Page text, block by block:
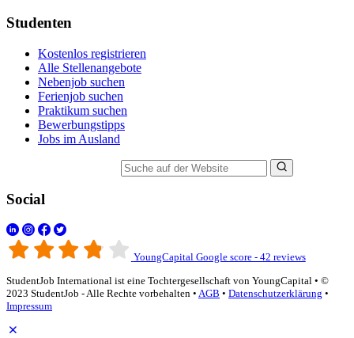
Studenten
Kostenlos registrieren
Alle Stellenangebote
Nebenjob suchen
Ferienjob suchen
Praktikum suchen
Bewerbungstipps
Jobs im Ausland
Social
YoungCapital Google score - 42 reviews
StudentJob International ist eine Tochtergesellschaft von YoungCapital • ©
2023 StudentJob - Alle Rechte vorbehalten • AGB • Datenschutzerklärung •
Impressum